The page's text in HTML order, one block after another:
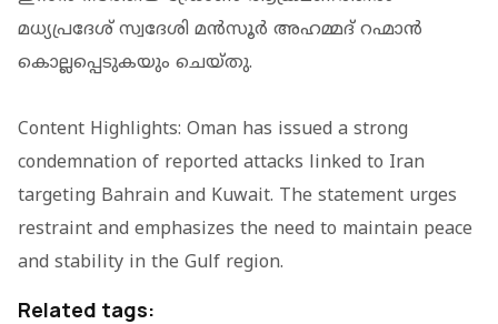
മധ്യപ്രദേശ് സ്വദേശി മൻസൂർ അഹമ്മദ് റഹ്മാൻ
കൊല്ലപ്പെടുകയും ചെയ്തു.
Content Highlights: Oman has issued a strong
condemnation of reported attacks linked to Iran
targeting Bahrain and Kuwait. The statement urges
restraint and emphasizes the need to maintain peace
and stability in the Gulf region.
Related tags: